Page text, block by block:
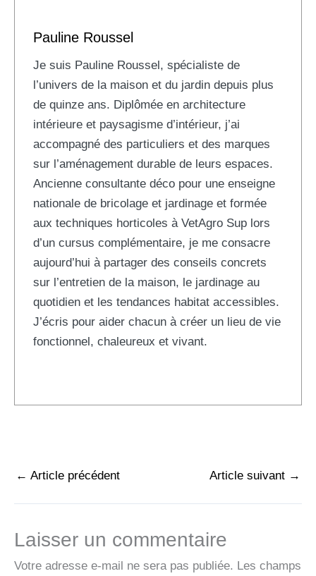
Pauline Roussel
Je suis Pauline Roussel, spécialiste de
l’univers de la maison et du jardin depuis plus
de quinze ans. Diplômée en architecture
intérieure et paysagisme d’intérieur, j’ai
accompagné des particuliers et des marques
sur l’aménagement durable de leurs espaces.
Ancienne consultante déco pour une enseigne
nationale de bricolage et jardinage et formée
aux techniques horticoles à VetAgro Sup lors
d’un cursus complémentaire, je me consacre
aujourd’hui à partager des conseils concrets
sur l’entretien de la maison, le jardinage au
quotidien et les tendances habitat accessibles.
J’écris pour aider chacun à créer un lieu de vie
fonctionnel, chaleureux et vivant.
← Article précédent Article suivant →
Laisser un commentaire
Votre adresse e-mail ne sera pas publiée. Les champs